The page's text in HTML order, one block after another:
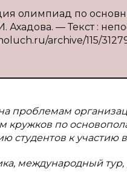
олимпиад по
Ахадова. — Текст :
archive/115/
проблемам
кружков по
студентов к участию
международный